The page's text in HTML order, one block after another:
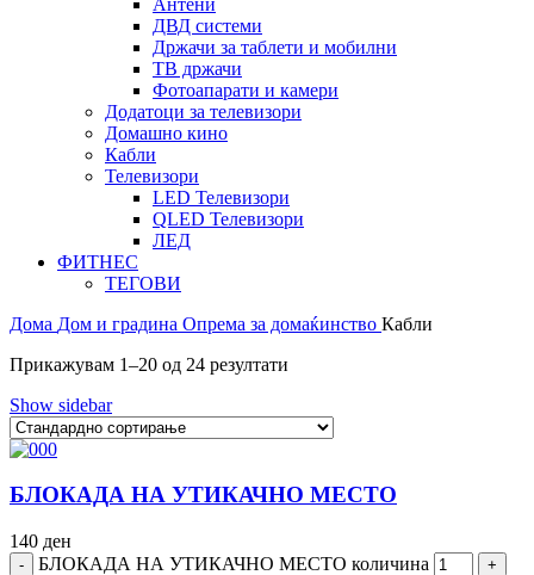
ДВД системи
Држачи за таблети и мобилни
ТВ држачи
Фотоапарати и камери
Додатоци за телевизори
Домашно кино
Кабли
Телевизори
LED Телевизори
QLED Телевизори
ЛЕД
ФИТНЕС
ТЕГОВИ
Дома Дом и градина Опрема за домаќинство Кабли
Прикажувам 1–20 од 24 резултати
Show sidebar
БЛОКАДА НА УТИКАЧНО МЕСТО
140 ден
БЛОКАДА НА УТИКАЧНО МЕСТО количина